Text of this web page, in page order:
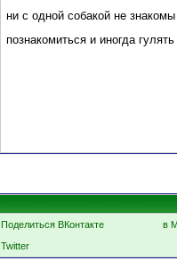
ни с одной собакой не
познакомиться и иногда
Поделиться ВКонтакте
в
Twitter